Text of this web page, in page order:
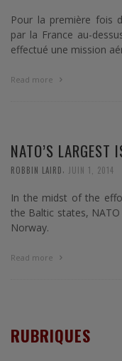
Pour la première fois
par la France au-
effectué une mission
Read more
NATO’S LARGEST
ROBBIN LAIRD JUIN 1, 2014
In the midst of the
the Baltic states,
Norway.
Read more
RUBRIQUES